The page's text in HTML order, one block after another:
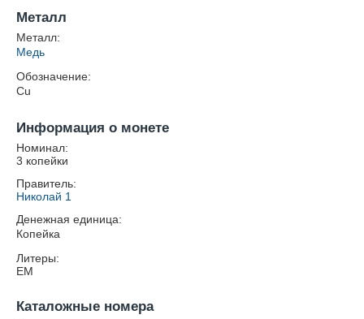
Металл
Металл:
Медь
Обозначение:
Cu
Информация о монете
Номинал:
3 копейки
Правитель:
Николай 1
Денежная единица:
Копейка
Литеры:
ЕМ
Каталожные номера